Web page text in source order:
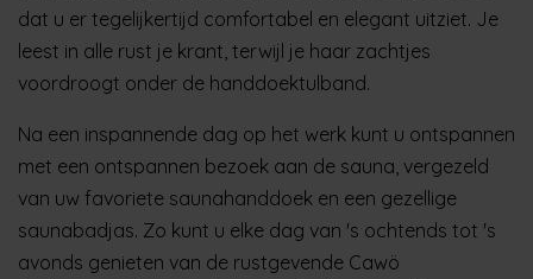
dat u er tegelijkertijd comfortabel en elegant uitziet. Je
leest in alle rust je krant, terwijl je haar zachtjes
voordroogt onder de handdoektulband.
Na een inspannende dag op het werk kunt u ontspannen
met een ontspannen bezoek aan de sauna, vergezeld
van uw favoriete saunahanddoek en een gezellige
saunabadjas. Zo kunt u elke dag van 's ochtends tot 's
avonds genieten van de rustgevende Cawö